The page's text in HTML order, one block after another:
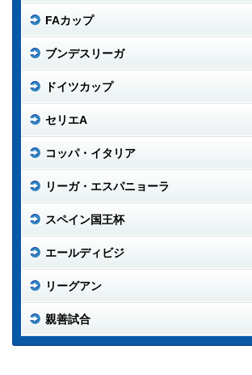
FAカップ
ブンデスリーガ
ドイツカップ
セリエA
コッパ・イタリア
リーガ・エスパニョーラ
スペイン国王杯
エールディビジ
リーグアン
親善試合